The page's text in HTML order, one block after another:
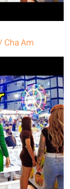
Cha Am